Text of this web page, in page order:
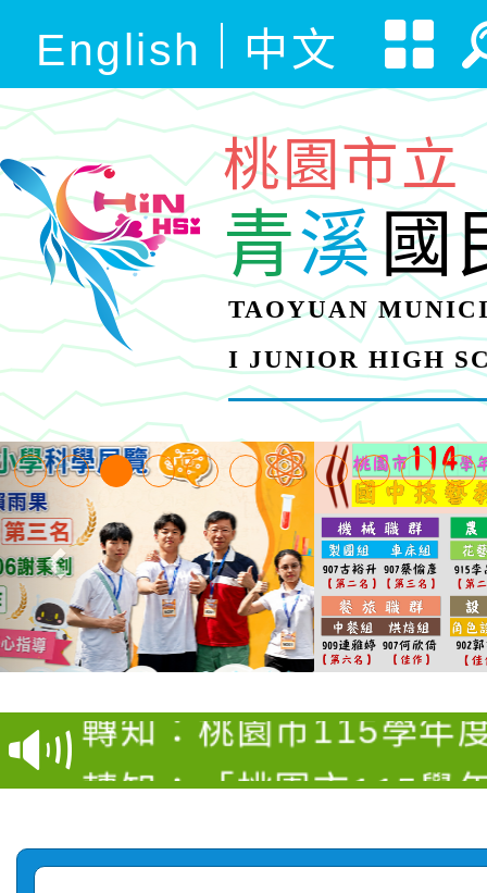
English 中文
桃園市立
青溪國
TAOYUAN
I JUNIOR HIGH
【甄選結果(第4招)】
學年度第1學期第9次代
結果(第4招)
【甄選結果(第12招)】
學年度第1學期第7次代
結果(第12招)
轉知：桃園市115學年
賽及師生本土語及新住
賽實施要點
轉知：「桃園市115學